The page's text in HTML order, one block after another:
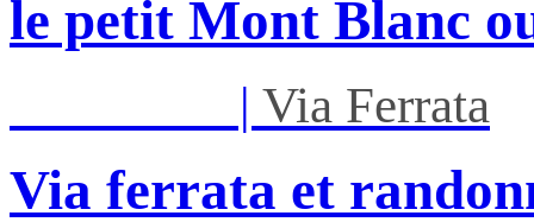
le petit Mont Blanc
| Via Ferrata
Via ferrata et